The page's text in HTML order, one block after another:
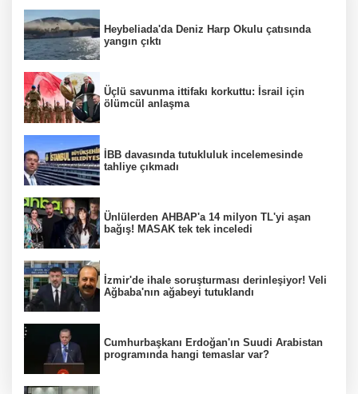
Heybeliada'da Deniz Harp Okulu çatısında
yangın çıktı
Üçlü savunma ittifakı korkuttu: İsrail için
ölümcül anlaşma
İBB davasında tutukluluk incelemesinde
tahliye çıkmadı
Ünlülerden AHBAP'a 14 milyon TL'yi aşan
bağış! MASAK tek tek inceledi
İzmir'de ihale soruşturması derinleşiyor! Veli
Ağbaba'nın ağabeyi tutuklandı
Cumhurbaşkanı Erdoğan'ın Suudi Arabistan
programında hangi temaslar var?